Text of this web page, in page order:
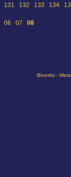
131 132 133 134
06 07 08
Bluesky-